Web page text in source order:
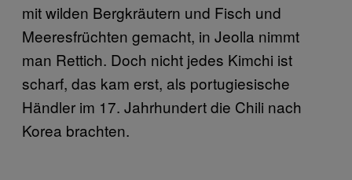
mit wilden Bergkräutern und Fisch und
Meeresfrüchten gemacht, in Jeolla nimmt
man Rettich. Doch nicht jedes Kimchi ist
scharf, das kam erst, als portugiesische
Händler im 17. Jahrhundert die Chili nach
Korea brachten.